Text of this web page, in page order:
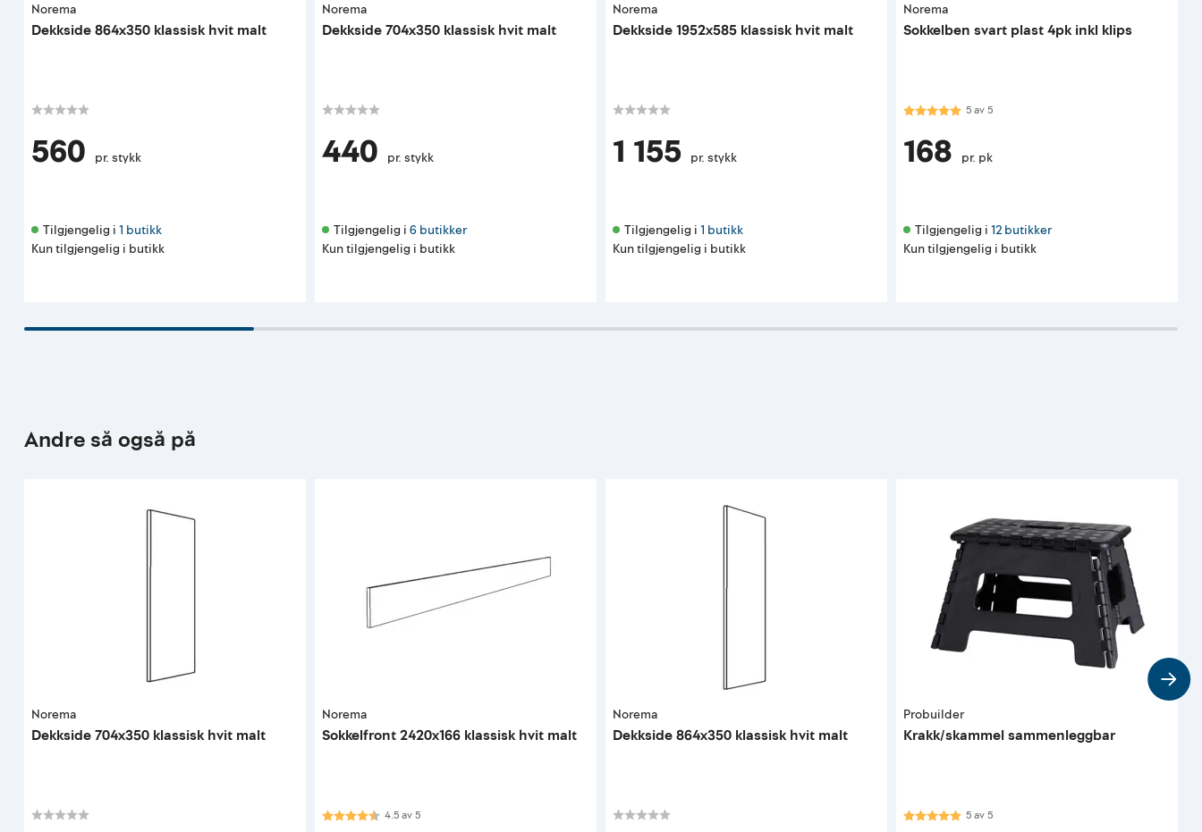
Norema
Dekkside 864x350 klassisk hvit malt
560 pr. stykk
Tilgjengelig i 1 butikk
Kun tilgjengelig i butikk
Norema
Dekkside 704x350 klassisk hvit malt
440 pr. stykk
Tilgjengelig i 6 butikker
Kun tilgjengelig i butikk
Norema
Dekkside 1952x585 klassisk hvit malt
1 155 pr. stykk
Tilgjengelig i 1 butikk
Kun tilgjengelig i butikk
Norema
Sokkelben svart plast 4pk inkl klips
Karakter:5.0 av 5 mulige
5av5
168 pr. pk
Tilgjengelig i 12 butikker
Kun tilgjengelig i butikk
Andre så også på
Norema
Dekkside 704x350 klassisk hvit malt
Norema
Sokkelfront 2420x166 klassisk hvit malt
Karakter:4.5 av 5 mulige
4.5av5
Norema
Dekkside 864x350 klassisk hvit malt
Probuilder
Krakk/skammel sammenleggbar
Karakter:5.0 av 5 mulige
5av5